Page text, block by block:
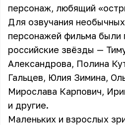
персонаж, любящий
Для озвучания
персонажей фильма были
российские звёзды —
Александрова, Полина
Гальцев, Юлия Зимина,
Мирослава Карпович,
и другие.
Маленьких и взрослых